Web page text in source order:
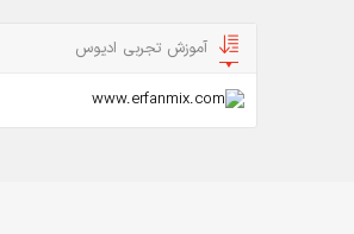
آموزش تجربی ادیوس